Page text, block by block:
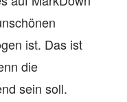
ist. Das ist
die
sein soll.